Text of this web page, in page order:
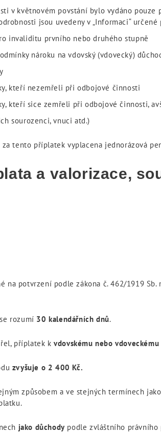
v květnovém povstání bylo vydáno
jsou uvedeny v „Informaci“
invaliditu prvního nebo druhého stupně
nároku na vdovský (vdovecký)
kteří nezemřeli při odbojové činnosti
kteří sice zemřeli při odbojové činnosti,
sourozenci, vnuci atd.)
tento příplatek vyplacena jednorázová
a valorizace,
na potvrzení podle zákona č. 462/1919
se rozumí 30 kalendářních dnů.
příplatek kvdovskému nebo
zvyšuje o 2 400 Kč.
způsobem a ve stejných termínech
jako důchodypodle zvláštního právního